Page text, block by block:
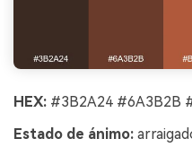
HEX: #3B2A24 #6A3B2B
Estado de ánimo: